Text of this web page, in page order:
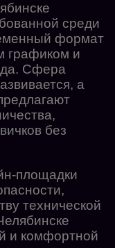
среди
формат
графиком и
Сфера
а
без
площадки
технической
и комфортной